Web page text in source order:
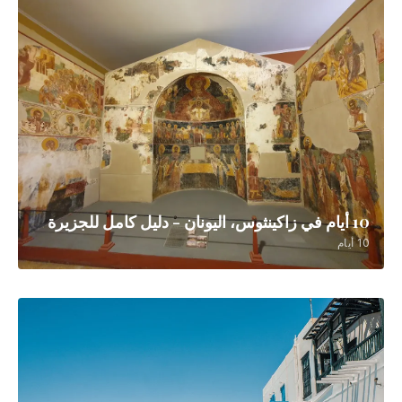
10 أيام في زاكينثوس، اليونان - دليل كامل للجزيرة
10 أيام